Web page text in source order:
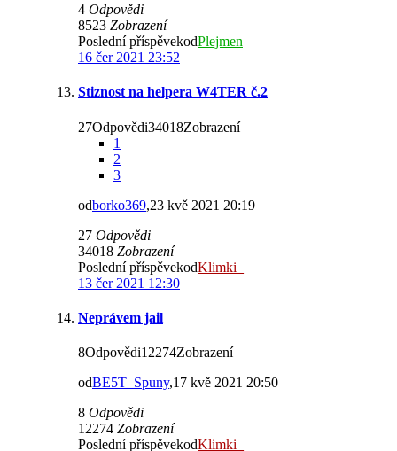
4 Odpovědi
8523 Zobrazení
Poslední příspěvekodPlejmen
16 čer 2021 23:52
Stiznost na helpera W4TER č.2
27Odpovědi34018Zobrazení
1
2
3
odborko369,23 kvě 2021 20:19
27 Odpovědi
34018 Zobrazení
Poslední příspěvekodKlimki_
13 čer 2021 12:30
Neprávem jail
8Odpovědi12274Zobrazení
odBE5T_Spuny,17 kvě 2021 20:50
8 Odpovědi
12274 Zobrazení
Poslední příspěvekodKlimki_